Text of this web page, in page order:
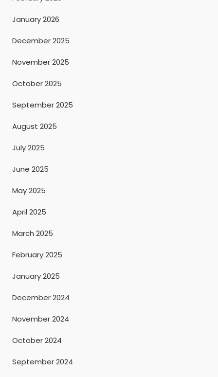
January 2026
December 2025
November 2025
October 2025
September 2025
August 2025
July 2025
June 2025
May 2025
April 2025
March 2025
February 2025
January 2025
December 2024
November 2024
October 2024
September 2024